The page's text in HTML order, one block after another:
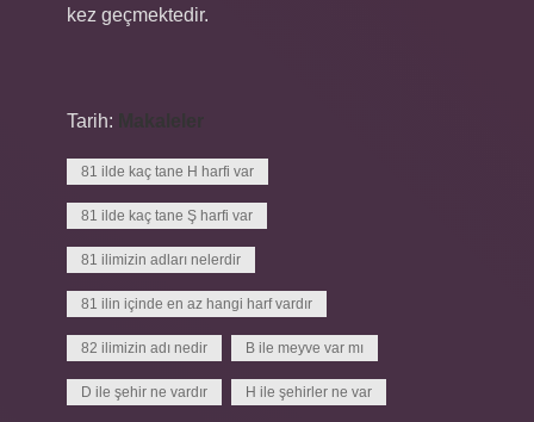
kez geçmektedir.
Tarih:
81 ilde kaç tane H harfi var
81 ilde kaç tane Ş harfi var
81 ilimizin adları nelerdir
81 ilin içinde en az hangi harf vardır
82 ilimizin adı nedir B ile meyve var mı
D ile şehir ne vardır H ile şehirler ne var